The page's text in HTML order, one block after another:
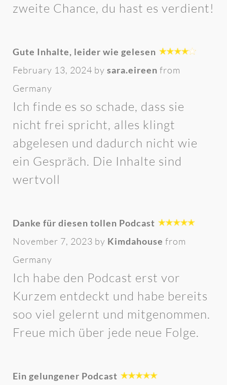
zweite Chance, du hast es verdient!
Gute Inhalte, leider wie gelesen
February 13, 2024 by sara.eireen from
Germany
Ich finde es so schade, dass sie
nicht frei spricht, alles klingt
abgelesen und dadurch nicht wie
ein Gespräch. Die Inhalte sind
wertvoll
Danke für diesen tollen Podcast
November 7, 2023 by Kimdahouse from
Germany
Ich habe den Podcast erst vor
Kurzem entdeckt und habe bereits
soo viel gelernt und mitgenommen.
Freue mich über jede neue Folge.
Ein gelungener Podcast